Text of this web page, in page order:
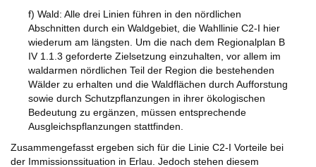
f) Wald: Alle drei Linien führen in den nördlichen
Abschnitten durch ein Waldgebiet, die Wahllinie C2-I hier
wiederum am längsten. Um die nach dem Regionalplan B
IV 1.1.3 geforderte Zielsetzung einzuhalten, vor allem im
waldarmen nördlichen Teil der Region die bestehenden
Wälder zu erhalten und die Waldflächen durch Aufforstung
sowie durch Schutzpflanzungen in ihrer ökologischen
Bedeutung zu ergänzen, müssen entsprechende
Ausgleichspflanzungen stattfinden.
Zusammengefasst ergeben sich für die Linie C2-I Vorteile bei
der Immissionssituation in Erlau. Jedoch stehen diesem